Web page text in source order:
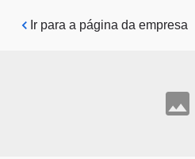
Pular para o conteúdo principal
Ir para a página da empresa